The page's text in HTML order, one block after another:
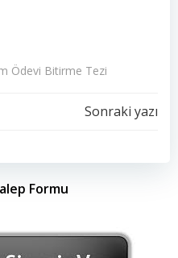
Ödevi Bitirme Tezi
Sonraki yazı
Formu